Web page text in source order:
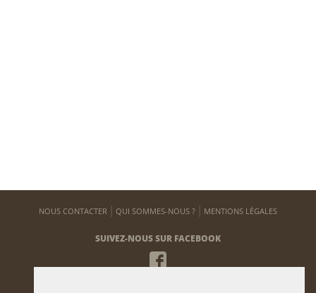
NOUS CONTACTER QUI SOMMES-NOUS ? MENTIONS LÉGALES
SUIVEZ-NOUS SUR FACEBOOK